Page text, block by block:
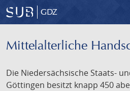
GDZ
Mittelalterliche
Die Niedersächsische Staats-
Göttingen besitzt knapp 450